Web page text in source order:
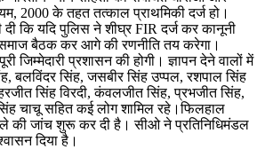
2000 के तहत तत्काल प्राथमिकी दर्ज हो।
दी कि यदि पुलिस ने शीघ्र FIR दर्ज कर कानूनी
समाज बैठक कर आगे की रणनीति तय करेगा।
जिम्मेदारी प्रशासन की होगी। ज्ञापन देने वालों में
बलविंदर सिंह, जसबीर सिंह उप्पल, रशपाल सिंह
सिंह विरदी, कंवलजीत सिंह, प्रभजीत सिंह,
चाचू सहित कई लोग शामिल रहे।फिलहाल
की जांच शुरू कर दी है। सीओ ने प्रतिनिधिमंडल
दिया है।